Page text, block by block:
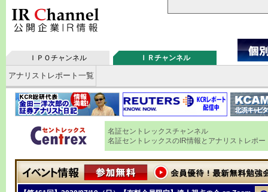
ＩＰＯチャンネル ＩＲチャンネル
アナリストレポート一覧
名証セントレックスチャンネル
名証セントレックスのIR情報とアナリストレポ